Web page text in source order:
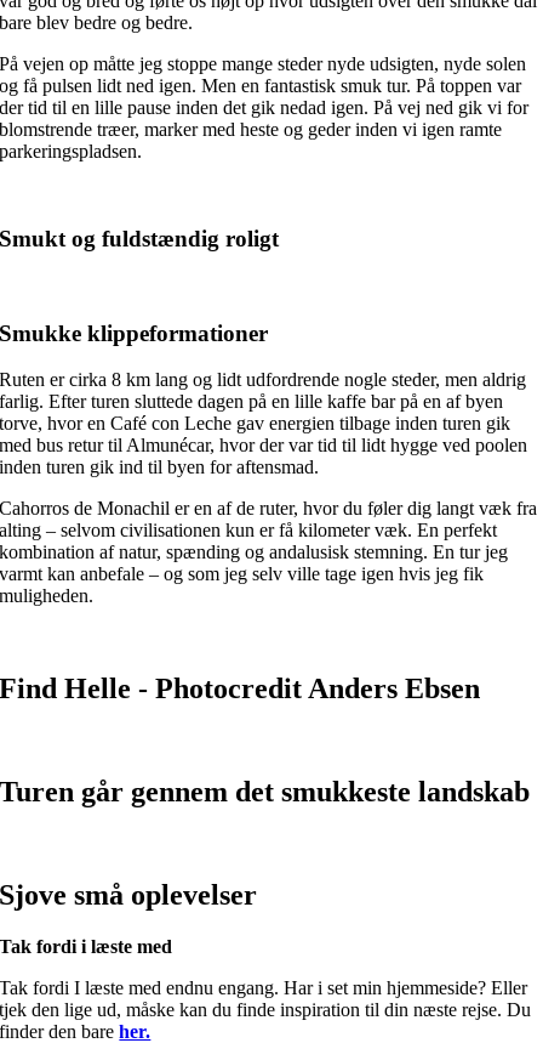
bare blev bedre og bedre.
På vejen op måtte jeg stoppe mange steder nyde udsigten, nyde solen
og få pulsen lidt ned igen. Men en fantastisk smuk tur. På toppen var
der tid til en lille pause inden det gik nedad igen. På vej ned gik vi for
blomstrende træer, marker med heste og geder inden vi igen ramte
parkeringspladsen.
Smukt og fuldstændig roligt
Smukke klippeformationer
Ruten er cirka 8 km lang og lidt udfordrende nogle steder, men aldrig
farlig. Efter turen sluttede dagen på en lille kaffe bar på en af byen
torve, hvor en Café con Leche gav energien tilbage inden turen gik
med bus retur til Almunécar, hvor der var tid til lidt hygge ved poolen
inden turen gik ind til byen for aftensmad.
Cahorros de Monachil er en af de ruter, hvor du føler dig langt væk fra
alting – selvom civilisationen kun er få kilometer væk. En perfekt
kombination af natur, spænding og andalusisk stemning. En tur jeg
varmt kan anbefale – og som jeg selv ville tage igen hvis jeg fik
muligheden.
Find Helle - Photocredit Anders Ebsen
Turen går gennem det smukkeste landskab
Sjove små oplevelser
Tak fordi i læste med
Tak fordi I læste med endnu engang. Har i set min hjemmeside? Eller
tjek den lige ud, måske kan du finde inspiration til din næste rejse. Du
finder den bareher.